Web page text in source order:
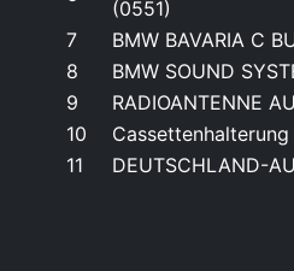
(0551)
7
BMW BAVARIA C
8
BMW SOUND
9
RADIOANTENNE
10
11
DEUTSCHLAND-